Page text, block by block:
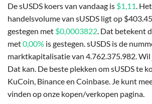
De sUSDS koers van vandaag is $1,11.
handelsvolume van sUSDS ligt op
gestegen met $0,0003822. Dat betekent
met0,00% is gestegen. sUSDS is de
marktkapitalisatie van 4.762.375.982. Wil
Dat kan. De beste plekken om sUSDS te
KuCoin, Binance en Coinbase. Je kunt
vinden op onze kopen/verkopen pagina.